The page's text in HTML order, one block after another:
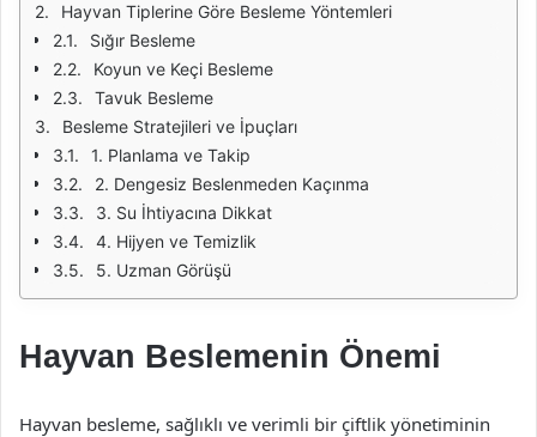
Hayvan Tiplerine Göre Besleme Yöntemleri
Sığır Besleme
Koyun ve Keçi Besleme
Tavuk Besleme
Besleme Stratejileri ve İpuçları
1. Planlama ve Takip
2. Dengesiz Beslenmeden Kaçınma
3. Su İhtiyacına Dikkat
4. Hijyen ve Temizlik
5. Uzman Görüşü
Hayvan Beslemenin Önemi
Hayvan besleme, sağlıklı ve verimli bir çiftlik yönetiminin